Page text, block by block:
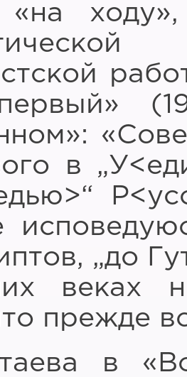
ходу»,
в
„до
веках
прежде
в